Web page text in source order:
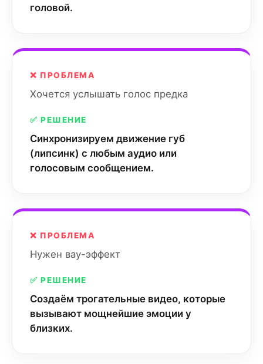
головой.
❌ ПРОБЛЕМА
Хочется услышать голос предка
✅ РЕШЕНИЕ
Синхронизируем движение губ
(липсинк) с любым аудио или
голосовым сообщением.
❌ ПРОБЛЕМА
Нужен вау-эффект
✅ РЕШЕНИЕ
Создаём трогательные видео, которые
вызывают мощнейшие эмоции у
близких.